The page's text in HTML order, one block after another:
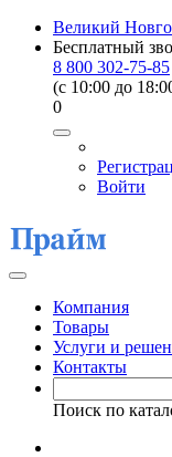
Великий
Бесплатный
8 800 302-75-85
(c 10:00 до
0
Войти
Компания
Товары
Услуги и
Контакты
Поиск по